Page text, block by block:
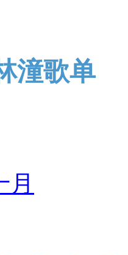
潼歌单
月